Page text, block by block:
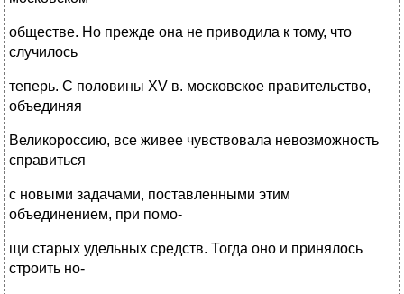
обществе. Но прежде она не приводила к тому, что
случилось
теперь. С половины XV в. московское правительство,
объединяя
Великороссию, все живее чувствовала невозможность
справиться
с новыми задачами, поставленными этим
объединением, при помо-
щи старых удельных средств. Тогда оно и принялось
строить но-